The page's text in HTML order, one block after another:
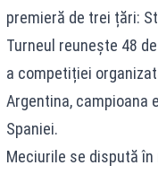
premieră de trei țări:
Turneul reunește 48
a competiției
Argentina, campioana
Spaniei.
Meciurile se dispută